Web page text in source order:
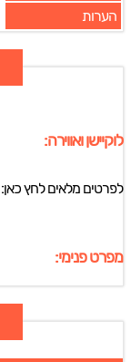
הערות
לוקיישן ואווירה:
לפרטים מלאים לחץ כאן:
מפרט פנימי: